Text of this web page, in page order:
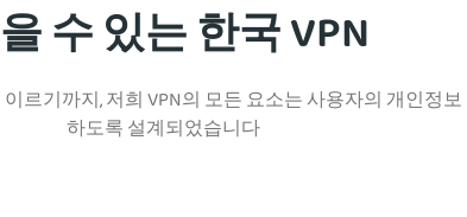
수 있는 한국 VPN
르기까지, 저희 VPN의 모든 요소는 사용자의 개인정
하도록 설계되었습니다